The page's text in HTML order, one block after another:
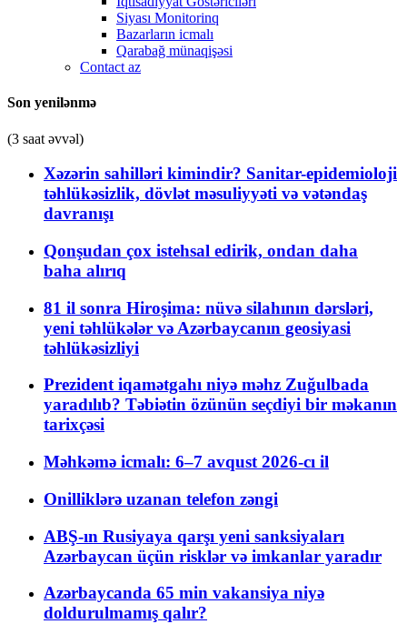
Siyası Monitorinq
Bazarların icmalı
Qarabağ münaqişəsi
Contact az
Son yenilənmə
(3 saat əvvəl)
Xəzərin sahilləri kimindir? Sanitar-epidemioloji
təhlükəsizlik, dövlət məsuliyyəti və vətəndaş
davranışı
Qonşudan çox istehsal edirik, ondan daha
baha alırıq
81 il sonra Hiroşima: nüvə silahının dərsləri,
yeni təhlükələr və Azərbaycanın geosiyasi
təhlükəsizliyi
Prezident iqamətgahı niyə məhz Zuğulbada
yaradılıb? Təbiətin özünün seçdiyi bir məkanın
tarixçəsi
Məhkəmə icmalı: 6–7 avqust 2026-cı il
Onilliklərə uzanan telefon zəngi
ABŞ-ın Rusiyaya qarşı yeni sanksiyaları
Azərbaycan üçün risklər və imkanlar yaradır
Azərbaycanda 65 min vakansiya niyə
doldurulmamış qalır?